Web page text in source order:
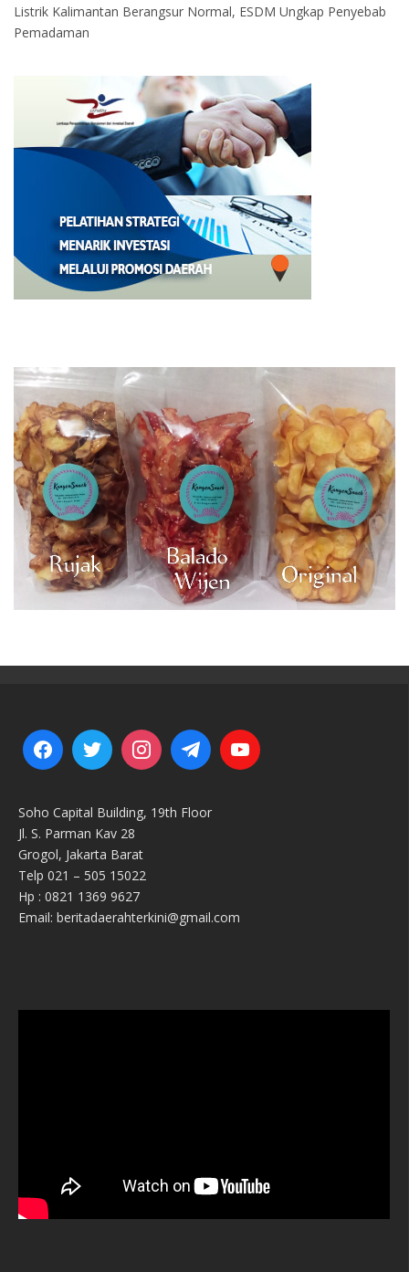
Listrik Kalimantan Berangsur Normal, ESDM Ungkap Penyebab
Pemadaman
Soho Capital Building, 19th Floor
Jl. S. Parman Kav 28
Grogol, Jakarta Barat
Telp 021 – 505 15022
Hp : 0821 1369 9627
Email: beritadaerahterkini@gmail.com